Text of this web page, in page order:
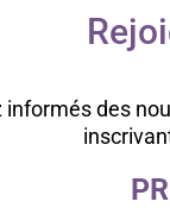
informés des